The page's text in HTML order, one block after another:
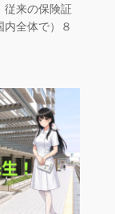
従来の保険証
全体で）８